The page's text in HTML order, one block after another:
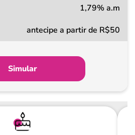
1,79% a.m
antecipe a partir de R$50
Simular